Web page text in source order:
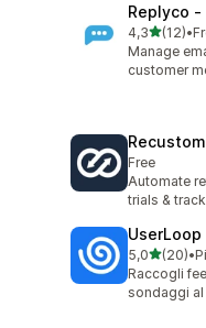
Replyco
4,3stelle su
(12)
12 •
Manage
customer
Free
Automate
trials &
5,0stelle su
(20)
20 •
Raccogli
sondaggi